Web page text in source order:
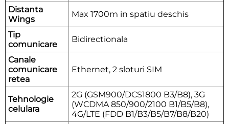
Distanta
Wings
Max 1700m in spatiu deschis
Tip
comunicare
Bidirectionala
Canale
comunicare
retea
Ethernet, 2 sloturi SIM
Tehnologie
celulara
2G (GSM900/DCS1800 B3/B8), 3G
(WCDMA 850/900/2100 B1/B5/B8),
4G/LTE (FDD B1/B3/B5/B7/B8/B20)